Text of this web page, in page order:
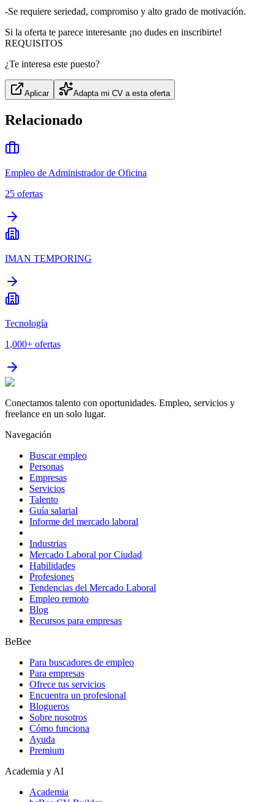
-Se requiere seriedad, compromiso y alto grado de motivación.
Si la oferta te parece interesante ¡no dudes en inscribirte!
REQUISITOS
¿Te interesa este puesto?
Aplicar Adapta mi CV a esta oferta
Relacionado
Empleo de Administrador de Oficina
25 ofertas
IMAN TEMPORING
Tecnología
1,000+ ofertas
Conectamos talento con oportunidades. Empleo, servicios y
freelance en un solo lugar.
Navegación
Buscar empleo
Personas
Empresas
Servicios
Talento
Guía salarial
Informe del mercado laboral
Industrias
Mercado Laboral por Ciudad
Habilidades
Profesiones
Tendencias del Mercado Laboral
Empleo remoto
Blog
Recursos para empresas
BeBee
Para buscadores de empleo
Para empresas
Ofrece tus servicios
Encuentra un profesional
Blogueros
Sobre nosotros
Cómo funciona
Ayuda
Premium
Academia y AI
Academia